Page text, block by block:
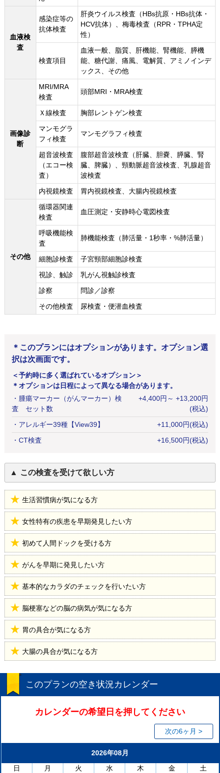
血液検
査
感染症等の
抗体検査
肝炎ウイルス検査（HBs抗原・HBs抗体・
HCV抗体）、梅毒検査（RPR・TPHA定
性）
検査項目
血液一般、脂質、肝機能、腎機能、膵機
能、糖代謝、痛風、電解質、アミノインデ
ックス、その他
画像診
断
MRI/MRA
検査
頭部MRI・MRA検査
Ｘ線検査
胸部レントゲン検査
マンモグラ
フィ検査
マンモグラフィ検査
超音波検査
（エコー検
査）
腹部超音波検査（肝臓、胆嚢、膵臓、腎
臓、脾臓）、頸動脈超音波検査、乳腺超音
波検査
内視鏡検査
胃内視鏡検査、大腸内視鏡検査
その他
循環器関連
検査
血圧測定・安静時心電図検査
呼吸機能検
査
肺機能検査（肺活量・1秒率・%肺活量）
細胞診検査
子宮頸部細胞診検査
視診、触診
乳がん視触診検査
診察
問診／診察
その他検査
尿検査・便潜血検査
＊このプランにはオプションがあります。オプション選
択は次画面です。
＜予約時に多く選ばれているオプション＞
＊オプションは日程によって異なる場合があります。
・ 腫瘍マーカー（がんマーカー）検
査 セット数
+4,400円 ～ +13,200円
(税込)
・ アレルギー39種【View39】 +11,000円(税込)
・ CT検査 +16,500円(税込)
この検査を受けて欲しい方
生活習慣病が気になる方
女性特有の疾患を早期発見したい方
初めて人間ドックを受ける方
がんを早期に発見したい方
基本的なカラダのチェックを行いたい方
脳梗塞などの脳の病気が気になる方
胃の具合が気になる方
大腸の具合が気になる方
このプランの空き状況カレンダー
カレンダーの希望日を押してください
次の6ヶ月 >
2026年08月
日
月 火 水 木 金
土